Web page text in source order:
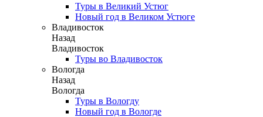
Туры в Великий Устюг
Новый год в Великом Устюге
Владивосток
Назад
Владивосток
Туры во Владивосток
Вологда
Назад
Вологда
Туры в Вологду
Новый год в Вологде